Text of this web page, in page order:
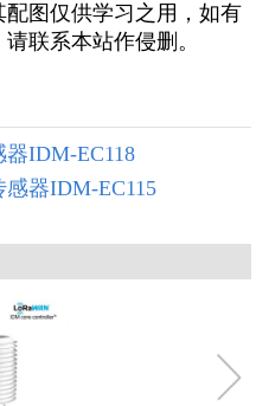
图仅供学习之用，如有
联系本站作侵删。
IDM-EC118
器IDM-EC115